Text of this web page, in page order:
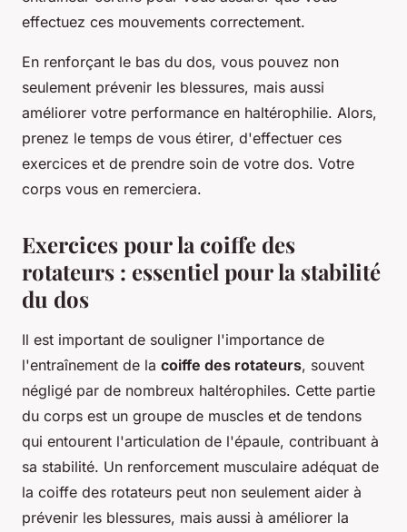
effectuez ces mouvements correctement.
En renforçant le bas du dos, vous pouvez non
seulement prévenir les blessures, mais aussi
améliorer votre performance en haltérophilie. Alors,
prenez le temps de vous étirer, d'effectuer ces
exercices et de prendre soin de votre dos. Votre
corps vous en remerciera.
Exercices pour la coiffe des
rotateurs : essentiel pour la stabilité
du dos
Il est important de souligner l'importance de
l'entraînement de la coiffe des rotateurs, souvent
négligé par de nombreux haltérophiles. Cette partie
du corps est un groupe de muscles et de tendons
qui entourent l'articulation de l'épaule, contribuant à
sa stabilité. Un renforcement musculaire adéquat de
la coiffe des rotateurs peut non seulement aider à
prévenir les blessures, mais aussi à améliorer la